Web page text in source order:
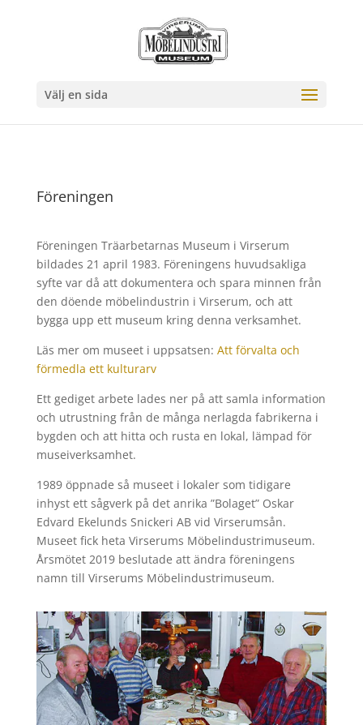
Välj en sida
Föreningen
Föreningen Träarbetarnas Museum i Virserum
bildades 21 april 1983. Föreningens huvudsakliga
syfte var då att dokumentera och spara minnen från
den döende möbelindustrin i Virserum, och att
bygga upp ett museum kring denna verksamhet.
Läs mer om museet i uppsatsen: Att förvalta och
förmedla ett kulturarv
Ett gediget arbete lades ner på att samla information
och utrustning från de många nerlagda fabrikerna i
bygden och att hitta och rusta en lokal, lämpad för
museiverksamhet.
1989 öppnade så museet i lokaler som tidigare
inhyst ett sågverk på det anrika ”Bolaget” Oskar
Edvard Ekelunds Snickeri AB vid Virserumsån.
Museet fick heta Virserums Möbelindustrimuseum.
Årsmötet 2019 beslutade att ändra föreningens
namn till Virserums Möbelindustrimuseum.